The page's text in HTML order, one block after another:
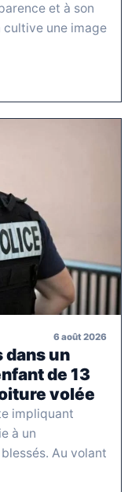
et à son
cultive une image
6 août 2026
dans un
de 13
volée
impliquant
à un
Au volant